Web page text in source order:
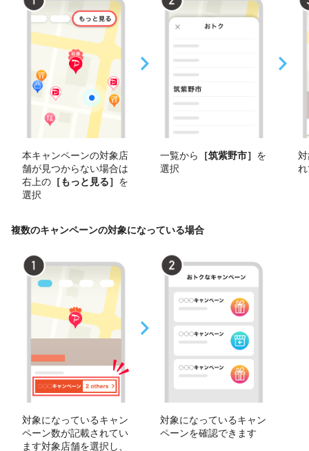
本キャンペーンの対象店
舗が見つからない場合は
右上の ［もっと見る］ を
選択
一覧から ［筑紫野市］ を
選択
複数のキャンペーンの対象になっている場合
対象になっているキャン
ペーン数が記載されてい
ます対象店舗を選択し、
対象になっているキャン
ペーンを確認できます